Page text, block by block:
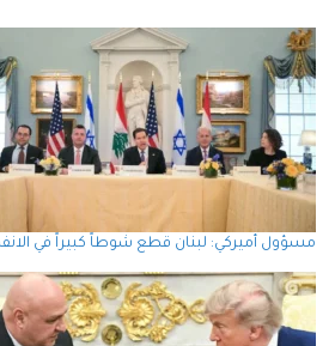
مسؤول أميركي: لبنان قطع شوطاً كبيراً في